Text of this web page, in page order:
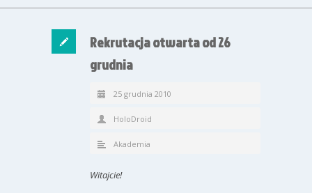
Rekrutacja otwarta od 26
grudnia
25 grudnia 2010
HoloDroid
Akademia
Witajcie!